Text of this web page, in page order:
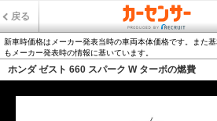
戻る
新車時価格はメーカー発表当時の車両本体価格です。また
もメーカー発表時の情報に基いています。
ホンダ ゼスト 660 スパーク W ターボの燃費